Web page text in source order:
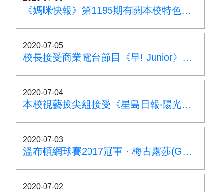
《媽咪快報》第1195期有關本校特色的訪問
2020-07-05
校長接受商業電台節目《早! Junior》訪問
2020-07-04
本校視藝拔尖組接受《星島日報‧陽光校園》有關渣打藝趣嘉年華的訪問
2020-07-03
溫布頓網球賽2017冠軍 · 梅古露莎(Garbiñe Muguruza)到筲箕灣崇真學校作網球交流
2020-07-02